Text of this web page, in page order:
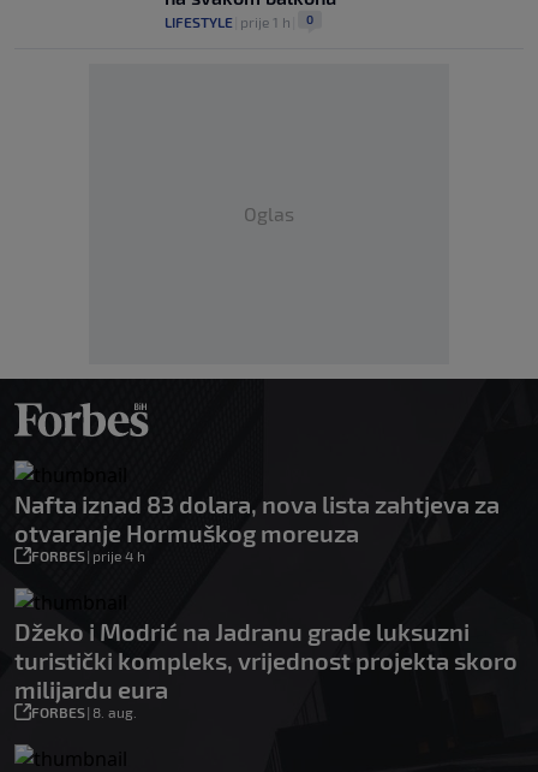
LIFESTYLE prije 1 h 0
Oglas
Nafta iznad 83 dolara, nova lista zahtjeva za
otvaranje Hormuškog moreuza
FORBES| prije 4 h
Džeko i Modrić na Jadranu grade luksuzni
turistički kompleks, vrijednost projekta skoro
milijardu eura
FORBES| 8. aug.